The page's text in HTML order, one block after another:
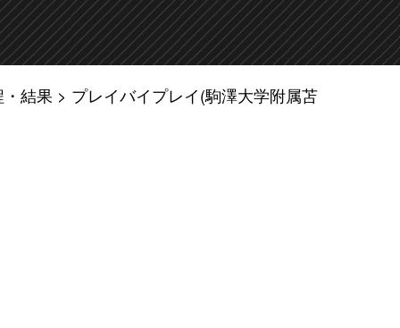
・結果
プレイバイプレイ(駒澤大学附属苫